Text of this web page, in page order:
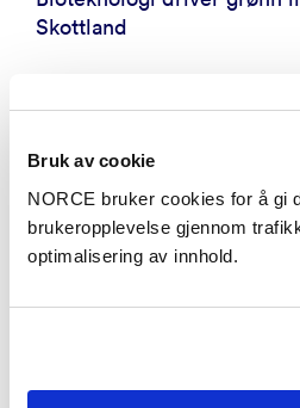
Bruk av cookie
NORCE bruker cookies for å gi
brukeropplevelse gjennom
optimalisering av innhold.
Skottland